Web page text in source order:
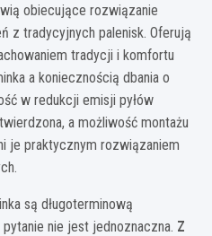
obiecujące rozwiązanie
z tradycyjnych palenisk. Oferują
tradycji i komfortu
a koniecznością dbania o
w redukcji emisji pyłów
a możliwość montażu
je praktycznym rozwiązaniem
są długoterminową
nie jest jednoznaczna. Z